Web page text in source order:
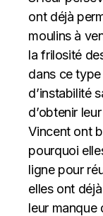
ont déjà
moulins à
la frilosité
dans ce
d’instabilité
d’obtenir
Vincent ont
pourquoi
ligne pour
elles ont
leur manque